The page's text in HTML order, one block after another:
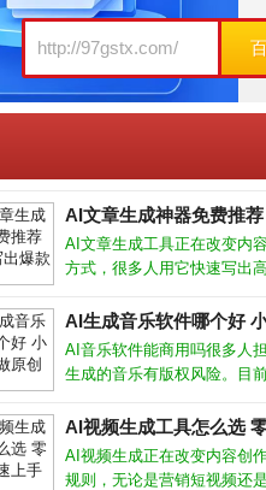
AI文章生成神器免费推荐
AI文章生成工具正在改变内
方式，很多人用它快速写出
了半年多，从最初的怀疑到
赖，发现关键是把AI当成助
角。它能帮你突破灵感枯竭
AI生成音乐软件哪个好
AI音乐软件能商用吗很多人
生成的音乐有版权风险。目
Udio，都允许付费用户将生
用于商业用途，但免费版通
人使用。不同平台的具体条款
AI视频生成工具怎么选
AI视频生成正在改变内容创
规则，无论是营销短视频还